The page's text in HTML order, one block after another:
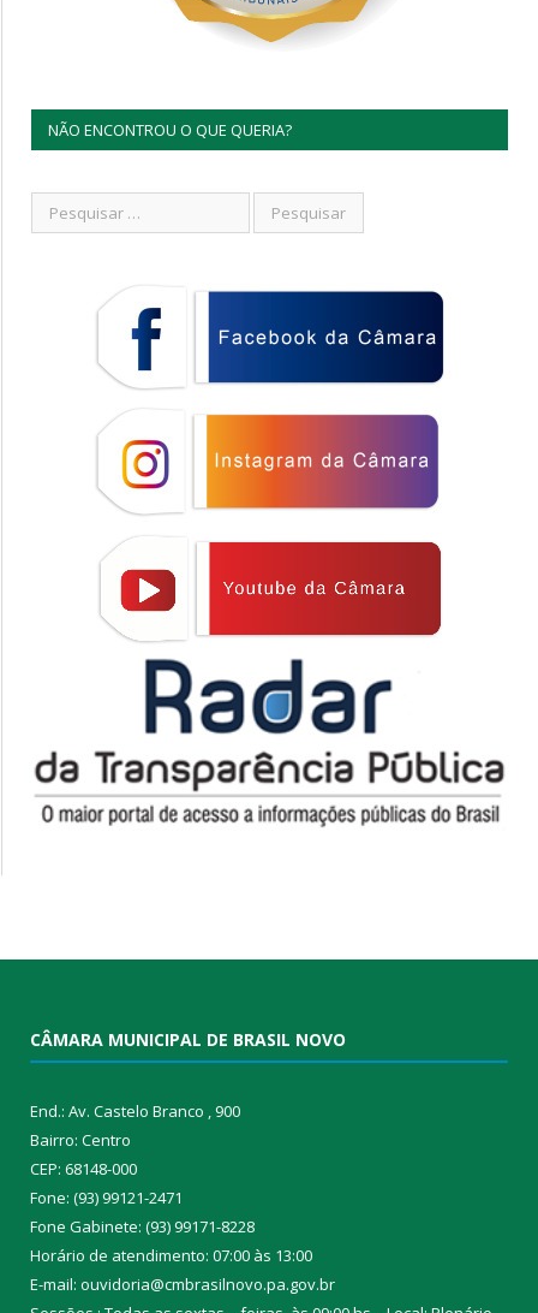
NÃO ENCONTROU O QUE QUERIA?
CÂMARA MUNICIPAL DE BRASIL NOVO
End.: Av. Castelo Branco , 900
Bairro: Centro
CEP: 68148-000
Fone: (93) 99121-2471
Fone Gabinete: (93) 99171-8228
Horário de atendimento: 07:00 às 13:00
E-mail: ouvidoria@cmbrasilnovo.pa.gov.br